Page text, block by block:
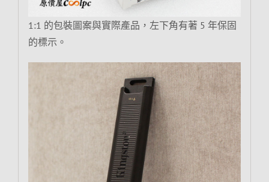
1:1 的包裝圖案與實際產品，左下角有著 5 年保固
的標示。